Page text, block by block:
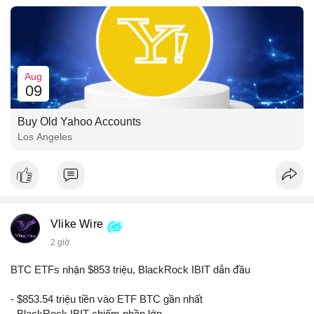
Aug
09
Buy Old Yahoo Accounts
Los Angeles
Vlike Wire
2 giờ
BTC ETFs nhận $853 triệu, BlackRock IBIT dẫn đầu
- $853.54 triệu tiền vào ETF BTC gần nhất